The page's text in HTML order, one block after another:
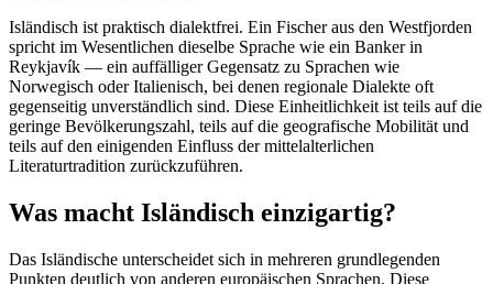
Isländisch ist praktisch dialektfrei. Ein Fischer aus den Westfjorden
spricht im Wesentlichen dieselbe Sprache wie ein Banker in
Reykjavík — ein auffälliger Gegensatz zu Sprachen wie
Norwegisch oder Italienisch, bei denen regionale Dialekte oft
gegenseitig unverständlich sind. Diese Einheitlichkeit ist teils auf die
geringe Bevölkerungszahl, teils auf die geografische Mobilität und
teils auf den einigenden Einfluss der mittelalterlichen
Literaturtradition zurückzuführen.
Was macht Isländisch einzigartig?
Das Isländische unterscheidet sich in mehreren grundlegenden
Punkten deutlich von anderen europäischen Sprachen. Diese